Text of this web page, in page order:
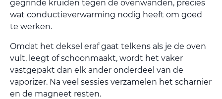
gegrinde kruiden tegen de ovenwanden, precies
wat conductieverwarming nodig heeft om goed
te werken.
Omdat het deksel eraf gaat telkens als je de oven
vult, leegt of schoonmaakt, wordt het vaker
vastgepakt dan elk ander onderdeel van de
vaporizer. Na veel sessies verzamelen het scharnier
en de magneet resten.